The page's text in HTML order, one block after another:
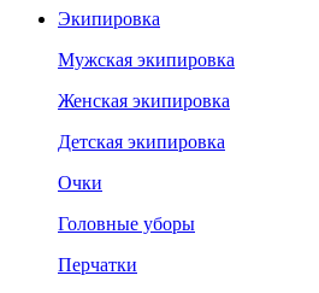
Экипировка
Мужская экипировка
Женская экипировка
Детская экипировка
Очки
Головные уборы
Перчатки